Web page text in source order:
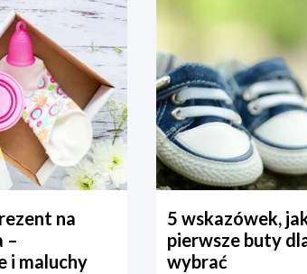
na
–
i maluchy
5 wskazówek,
pierwsze buty
wybrać